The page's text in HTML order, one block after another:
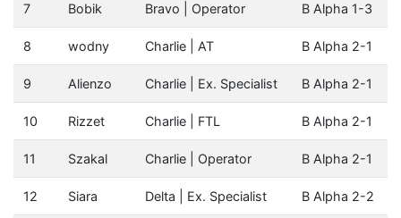
7 Bobik Bravo | Operator B Alpha 1-3
8 wodny Charlie | AT B Alpha 2-1
9 Alienzo Charlie | Ex. Specialist B Alpha 2-1
10 Rizzet Charlie | FTL B Alpha 2-1
11 Szakal Charlie | Operator B Alpha 2-1
12 Siara Delta | Ex. Specialist B Alpha 2-2